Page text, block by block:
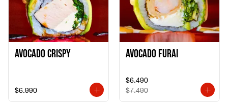
Avocado Crispy
$6.990
Avocado Furai
$6.490
$7.490